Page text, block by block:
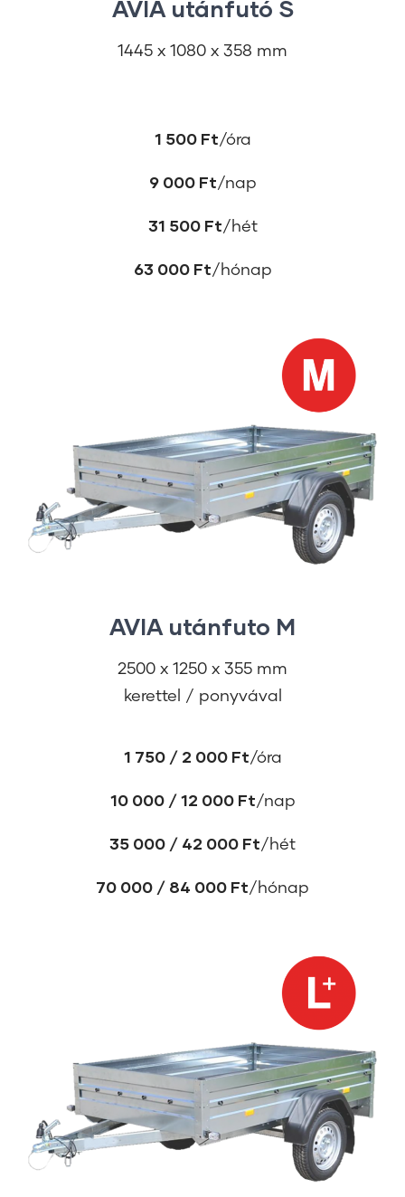
AVIA utánfutó S
1445 x 1080 x 358 mm
1 500 Ft/óra
9 000 Ft/nap
31 500 Ft/hét
63 000 Ft/hónap
AVIA utánfuto M
2500 x 1250 x 355 mm
kerettel / ponyvával
1 750 / 2 000 Ft/óra
10 000 / 12 000 Ft/nap
35 000 / 42 000 Ft/hét
70 000 / 84 000 Ft/hónap